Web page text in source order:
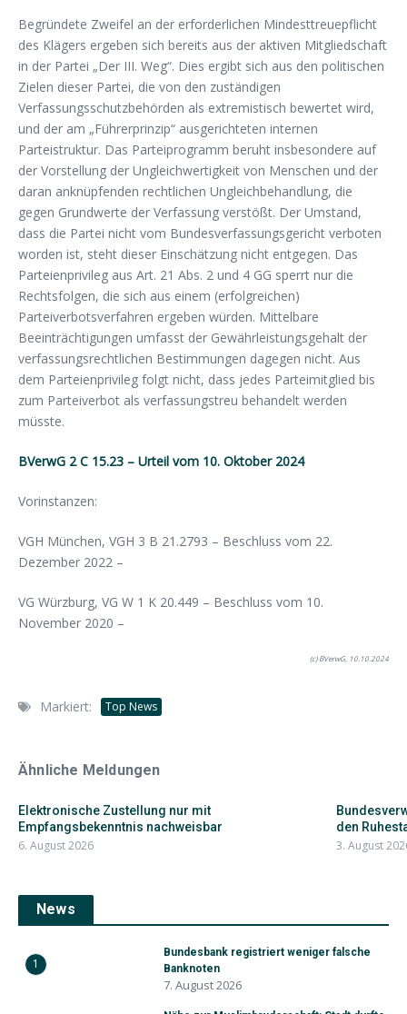
Begründete Zweifel an der erforderlichen Mindesttreuepflicht
des Klägers ergeben sich bereits aus der aktiven Mitgliedschaft
in der Partei „Der III. Weg“. Dies ergibt sich aus den politischen
Zielen dieser Partei, die von den zuständigen
Verfassungsschutzbehörden als extremistisch bewertet wird,
und der am „Führerprinzip“ ausgerichteten internen
Parteistruktur. Das Parteiprogramm beruht insbesondere auf
der Vorstellung der Ungleichwertigkeit von Menschen und der
daran anknüpfenden rechtlichen Ungleichbehandlung, die
gegen Grundwerte der Verfassung verstößt. Der Umstand,
dass die Partei nicht vom Bundesverfassungsgericht verboten
worden ist, steht dieser Einschätzung nicht entgegen. Das
Parteienprivileg aus Art. 21 Abs. 2 und 4 GG sperrt nur die
Rechtsfolgen, die sich aus einem (erfolgreichen)
Parteiverbotsverfahren ergeben würden. Mittelbare
Beeinträchtigungen umfasst der Gewährleistungsgehalt der
verfassungsrechtlichen Bestimmungen dagegen nicht. Aus
dem Parteienprivileg folgt nicht, dass jedes Parteimitglied bis
zum Parteiverbot als verfassungstreu behandelt werden
müsste.
BVerwG 2 C 15.23 – Urteil vom 10. Oktober 2024
Vorinstanzen:
VGH München, VGH 3 B 21.2793 – Beschluss vom 22.
Dezember 2022 –
VG Würzburg, VG W 1 K 20.449 – Beschluss vom 10.
November 2020 –
(c) BVerwG, 10.10.2024
Markiert: Top News
Ähnliche Meldungen
Elektronische Zustellung nur mit
Empfangsbekenntnis nachweisbar
6. August 2026
den
3. August
News
1
Bundesbank registriert weniger falsche
Banknoten
7. August 2026